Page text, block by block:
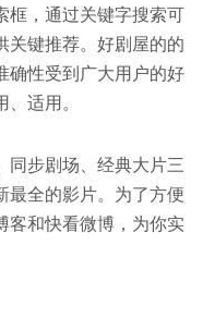
框，通过关键字搜索可
关键推荐。好剧屋的的
确性受到广大用户的好
适用。
同步剧场、经典大片三
最全的影片。为了方便
客和快看微博，为你实